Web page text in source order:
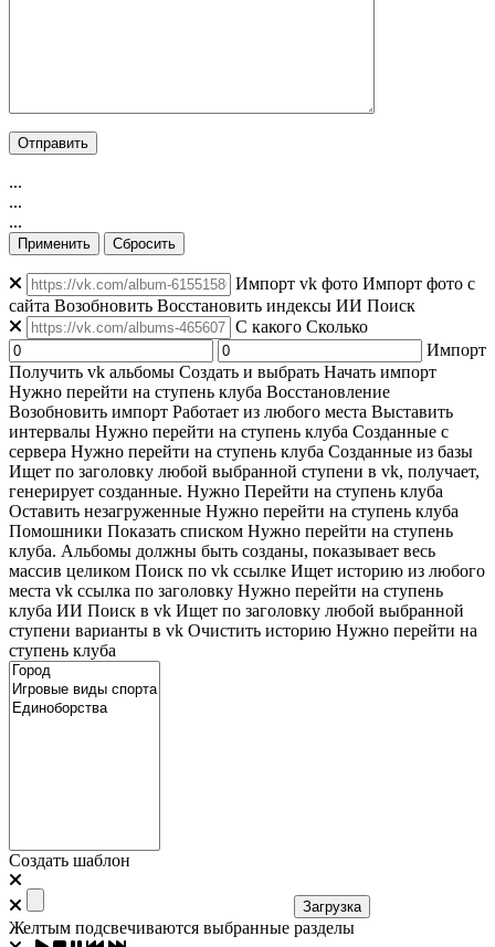
...
...
...
Применить Сбросить
Импорт vk фото Импорт фото с
сайта Возобновить Восстановить индексы ИИ Поиск
C какого Сколько
Импорт
Получить vk альбомы Создать и выбрать Начать импорт
Нужно перейти на ступень клуба Восстановление
Возобновить импорт Работает из любого места Выставить
интервалы Нужно перейти на ступень клуба Созданные с
сервера Нужно перейти на ступень клуба Созданные из базы
Ищет по заголовку любой выбранной ступени в vk, получает,
генерирует созданные. Нужно Перейти на ступень клуба
Оставить незагруженные Нужно перейти на ступень клуба
Помошники Показать списком Нужно перейти на ступень
клуба. Альбомы должны быть созданы, показывает весь
массив целиком Поиск по vk ссылке Ищет историю из любого
места vk ссылка по заголовку Нужно перейти на ступень
клуба ИИ Поиск в vk Ищет по заголовку любой выбранной
ступени варианты в vk Очистить историю Нужно перейти на
ступень клуба
Создать шаблон
Загрузка
Желтым подсвечиваются выбранные разделы